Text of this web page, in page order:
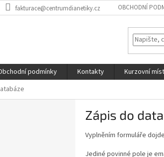
fakturace@centrumdianetiky.cz OBCHODNÍ
podmínky Kontakty
Kurzovní
Zápis do
Vyplněním formuláře
Jediné povinné pole je